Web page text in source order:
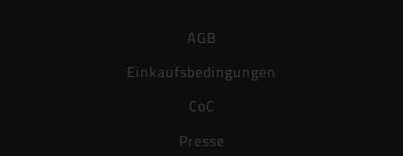
AGB
Einkaufsbedingungen
CoC
Presse